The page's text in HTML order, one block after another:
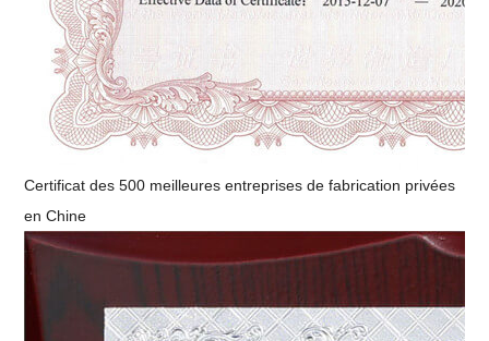
Certificat des 500 meilleures entreprises de fabrication privées
en Chine